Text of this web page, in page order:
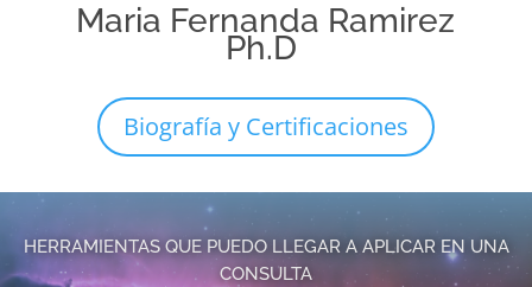
Maria Fernanda Ramirez
Ph.D
Biografía y Certificaciones
HERRAMIENTAS QUE PUEDO LLEGAR A APLICAR EN UNA
CONSULTA